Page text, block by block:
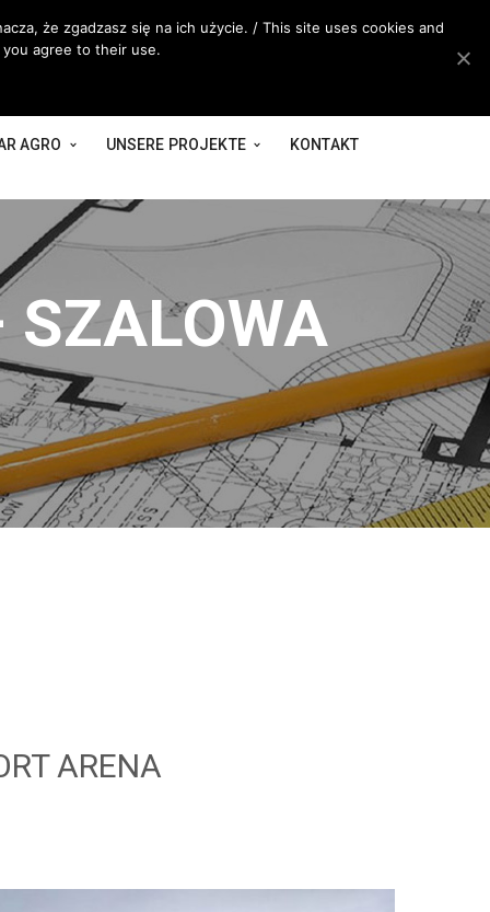
AGRO UNSERE PROJEKTE KONTAKT
ARENA
że zgadzasz się na ich użycie. / This site uses cookies and
agree to their use.